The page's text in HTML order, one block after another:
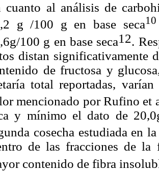
cuanto al análisis de
g /100 g en base seca10
100 g en base seca12.
distan significativamente
de fructosa y
total reportadas,
mencionado por Rufino et
y mínimo el dato de
cosecha estudiada en
de las fracciones de la
contenido de fibra